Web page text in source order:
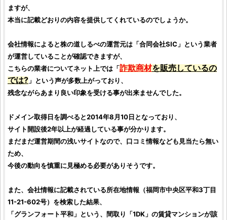
ますが、
本当に記載どおりの内容を提供してくれているのでしょうか。
会社情報によると株の道しるべの運営元は「合同会社SIC 」という業者
が運営していることが確認できますが、
こちらの業者についてネット上では「詐欺商材を販売しているの
では? 」という声が多数上がっており、
残念ながらあまり良い印象を受ける事が出来ませんでした。
ドメイン取得日を調べると2014年8月10日となっており、
サイト開設後2年以上が経過している事が分かります。
まだまだ運営期間の浅いサイトなので、 口コミ情報なども見当たら無い
ため、
今後の動向を慎重に見極める必要がありそうです。
また、会社情報に記載されている所在地情報（福岡市中央区平和3丁目
11-21-602号）を検索した結果、
「グランフォート平和」という、間取り「1DK」の賃貸マンションが該